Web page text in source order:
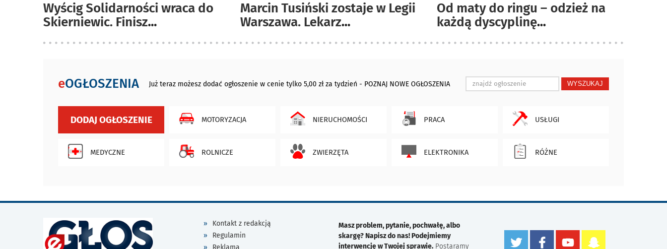
Wyścig Solidarności wraca do
Skierniewic. Finisz...
Marcin Tusiński zostaje w Legii
Warszawa. Lekarz...
Od maty do ringu – odzież na
każdą dyscyplinę...
eOGŁOSZENIA Już teraz możesz dodać ogłoszenie w cenie tylko 5,00 zł za tydzień - POZNAJ NOWE OGŁOSZENIA WYSZUKAJ
DODAJ OGŁOSZENIE MOTORYZACJA NIERUCHOMOŚCI PRACA USŁUGI
MEDYCZNE ROLNICZE ZWIERZĘTA ELEKTRONIKA RÓŻNE
Kontakt z redakcją
Regulamin
Masz problem, pytanie, pochwałę, albo
skargę? Napisz do nas! Podejmiemy
interwencję w Twojej sprawie. Postaramy